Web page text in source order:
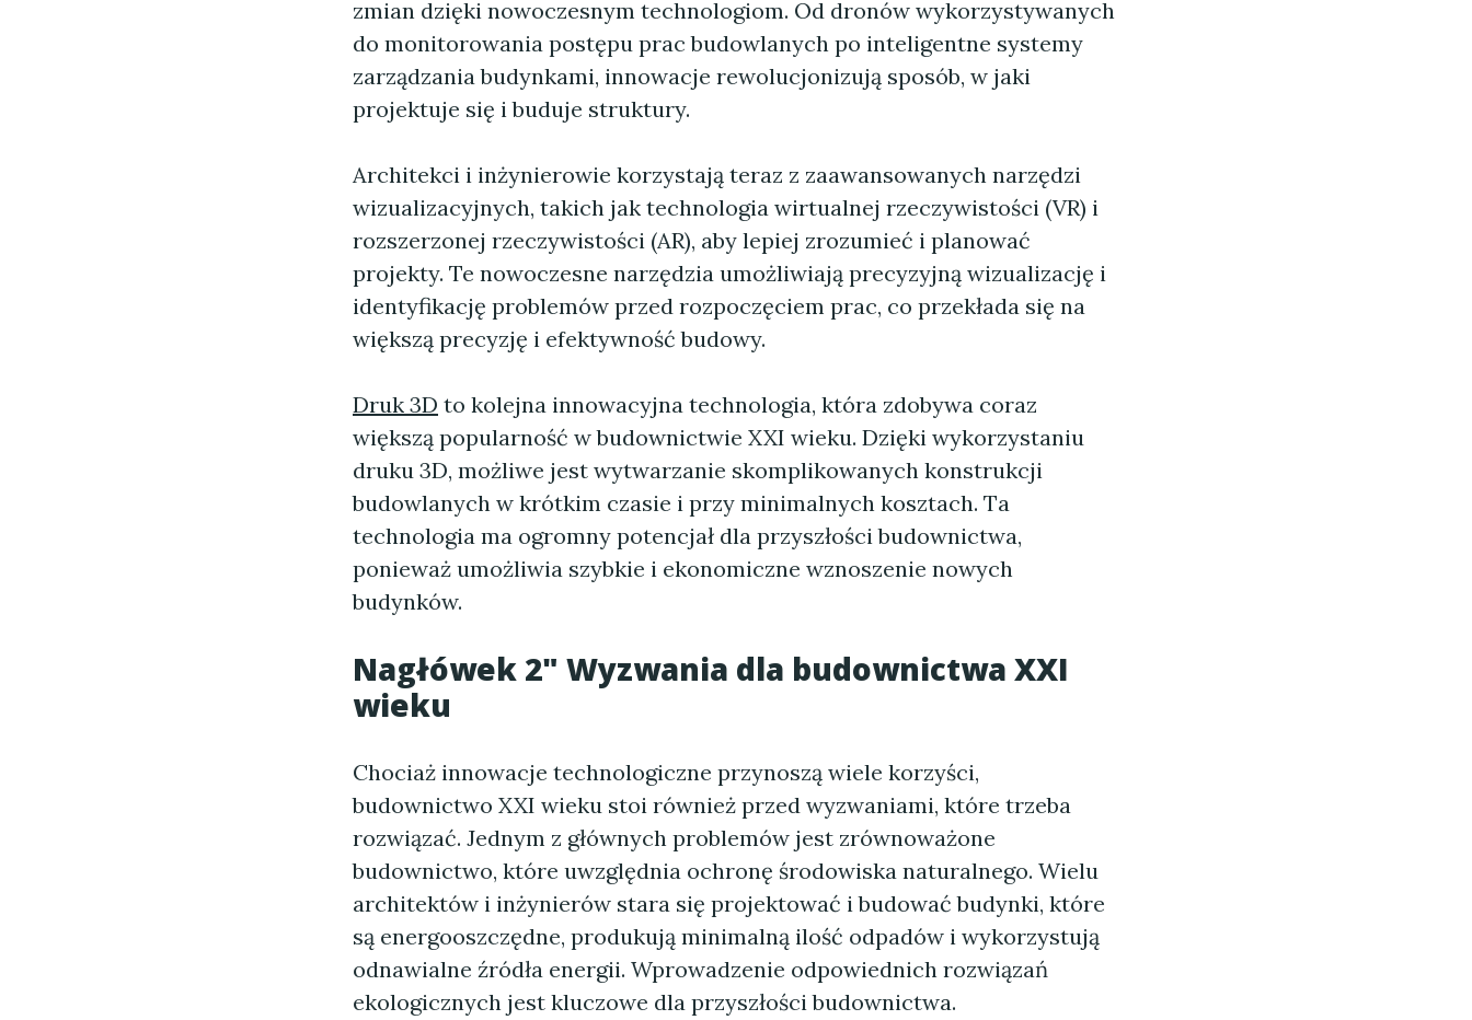
zmian dzięki nowoczesnym technologiom. Od dronów wykorzystywanych
do monitorowania postępu prac budowlanych po inteligentne systemy
zarządzania budynkami, innowacje rewolucjonizują sposób, w jaki
projektuje się i buduje struktury.
Architekci i inżynierowie korzystają teraz z zaawansowanych narzędzi
wizualizacyjnych, takich jak technologia wirtualnej rzeczywistości (VR) i
rozszerzonej rzeczywistości (AR), aby lepiej zrozumieć i planować
projekty. Te nowoczesne narzędzia umożliwiają precyzyjną wizualizację i
identyfikację problemów przed rozpoczęciem prac, co przekłada się na
większą precyzję i efektywność budowy.
Druk 3D to kolejna innowacyjna technologia, która zdobywa coraz
większą popularność w budownictwie XXI wieku. Dzięki wykorzystaniu
druku 3D, możliwe jest wytwarzanie skomplikowanych konstrukcji
budowlanych w krótkim czasie i przy minimalnych kosztach. Ta
technologia ma ogromny potencjał dla przyszłości budownictwa,
ponieważ umożliwia szybkie i ekonomiczne wznoszenie nowych
budynków.
Nagłówek 2" Wyzwania dla budownictwa XXI
wieku
Chociaż innowacje technologiczne przynoszą wiele korzyści,
budownictwo XXI wieku stoi również przed wyzwaniami, które trzeba
rozwiązać. Jednym z głównych problemów jest zrównoważone
budownictwo, które uwzględnia ochronę środowiska naturalnego. Wielu
architektów i inżynierów stara się projektować i budować budynki, które
są energooszczędne, produkują minimalną ilość odpadów i wykorzystują
odnawialne źródła energii. Wprowadzenie odpowiednich rozwiązań
ekologicznych jest kluczowe dla przyszłości budownictwa.